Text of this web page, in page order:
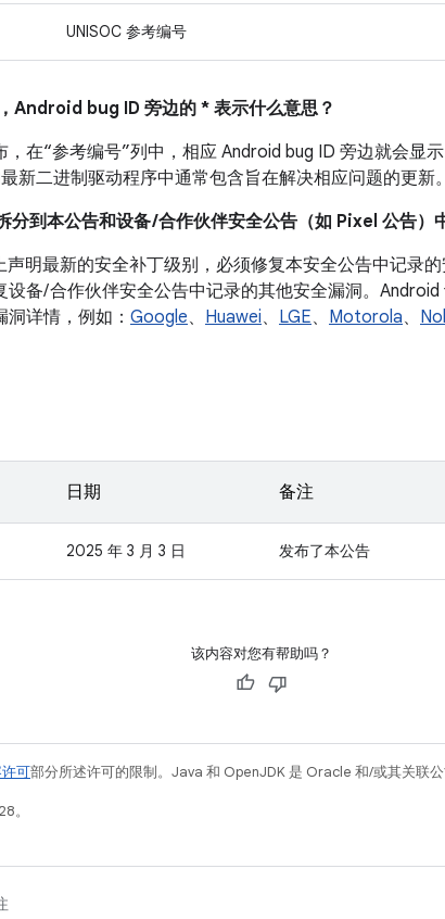
UNISOC 参考编号
Android bug ID 旁边的 * 表示什么意思？
在“参考编号”列中，相应 Android bug ID 旁边就会显
新二进制驱动程序中通常包含旨在解决相应问题的更新
分到本公告和设备 /合作伙伴安全公告（如 Pixel 公告）
声明最新的安全补丁级别，必须修复本安全公告中记录
设备/ 合作伙伴安全公告中记录的其他安全漏洞。
详情，例如： Google、 Huawei、 LGE、 Motorola、
日期 备注
2025 年 3 月 3 日 发布了本公告
该内容对您有帮助吗？
可部分所述许可的限制。Java 和 OpenJDK 是 Oracle 和/或其关联
。